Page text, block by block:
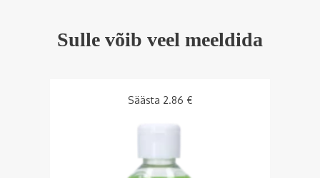
Sulle võib veel meeldida
Säästa 2.86 €